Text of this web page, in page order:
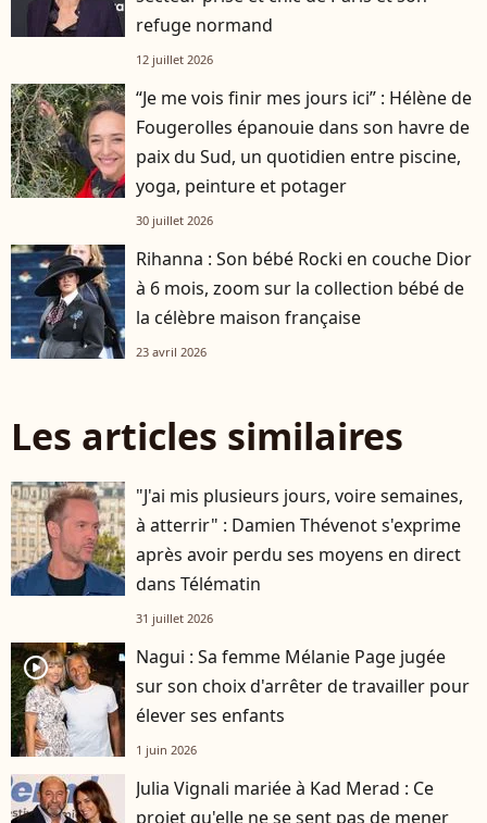
refuge normand
12 juillet 2026
“Je me vois finir mes jours ici” : Hélène de
Fougerolles épanouie dans son havre de
paix du Sud, un quotidien entre piscine,
yoga, peinture et potager
30 juillet 2026
Rihanna : Son bébé Rocki en couche Dior
à 6 mois, zoom sur la collection bébé de
la célèbre maison française
23 avril 2026
Les articles similaires
"J'ai mis plusieurs jours, voire semaines,
à atterrir" : Damien Thévenot s'exprime
après avoir perdu ses moyens en direct
dans Télématin
31 juillet 2026
player2
Nagui : Sa femme Mélanie Page jugée
sur son choix d'arrêter de travailler pour
élever ses enfants
1 juin 2026
Julia Vignali mariée à Kad Merad : Ce
projet qu'elle ne se sent pas de mener